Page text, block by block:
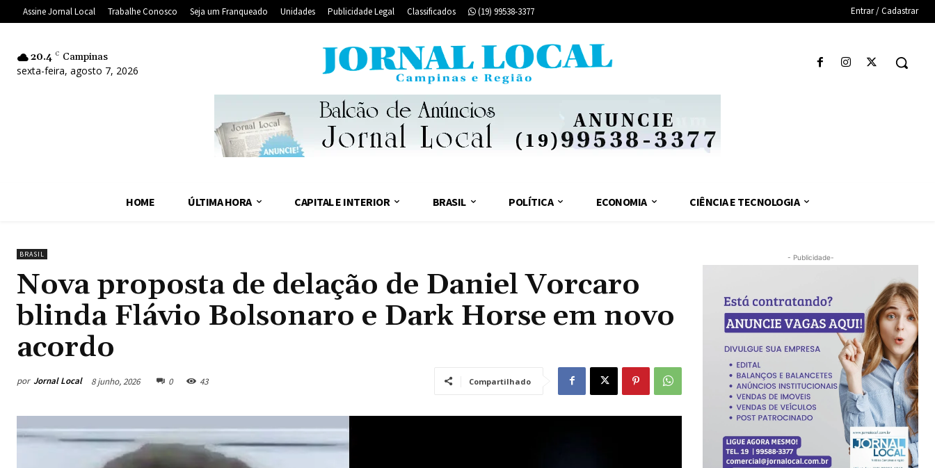
Assine Jornal Local Trabalhe Conosco Seja um Franqueado Unidades Publicidade Legal Classificados (19) 99538-3377 Entrar / Cadastrar
20.4 C Campinas
sexta-feira, agosto 7, 2026
HOME ÚLTIMA HORA CAPITAL E INTERIOR BRASIL POLÍTICA ECONOMIA CIÊNCIA E TECNOLOGIA
BRASIL
Nova proposta de delação de Daniel Vorcaro
blinda Flávio Bolsonaro e Dark Horse em novo
acordo
por Jornal Local 8 junho, 2026 0 43 Compartilhado
- Publicidade-